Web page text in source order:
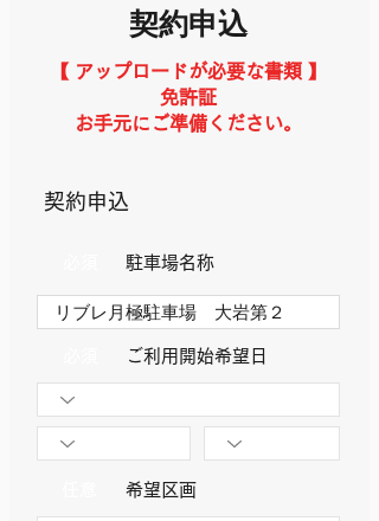
契約申込
【 アップロードが必要な書類 】
免許証
お手元にご準備ください。
​契約申込
駐車場名称
​ご利用開始希望日
希望区画